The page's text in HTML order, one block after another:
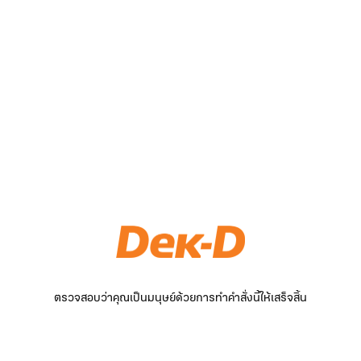
ตรวจสอบว่าคุณเป็นมนุษย์ด้วยการทำคำสั่งนี้ให้เสร็จสิ้น